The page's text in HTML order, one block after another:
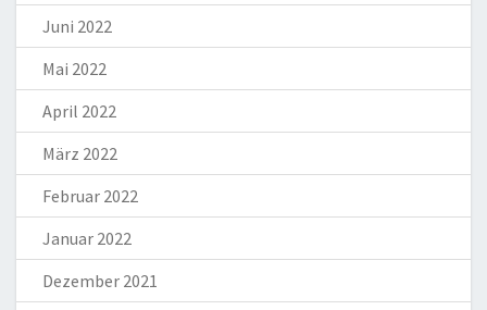
Juni 2022
Mai 2022
April 2022
März 2022
Februar 2022
Januar 2022
Dezember 2021